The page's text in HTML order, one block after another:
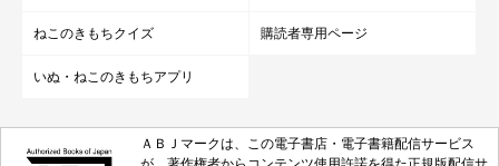
ねこのきもちクイズ 購読者専用ページ
いぬ・ねこのきもちアプリ
ＡＢＪマークは、この電子書店・電子書籍配信サービス